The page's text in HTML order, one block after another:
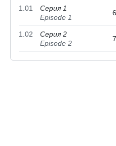
1.01
Серия 1
Episode 1
1.02
Серия 2
Episode 2